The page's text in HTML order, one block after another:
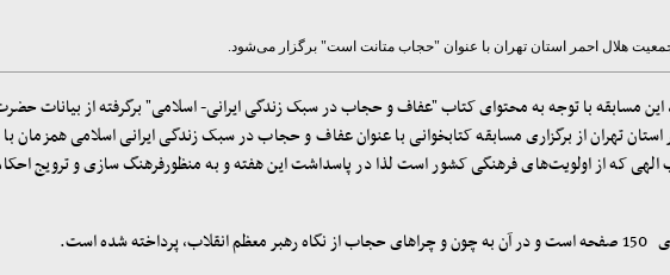
هلال احمر استان تهران با عنوان "حجاب متانت است" برگزار می‌شود.
این مسابقه با توجه به محتوای کتاب "عفاف و حجاب در سبک زندگی ایرانی- اسلامی" برگرفته از بیانات
تهران از برگزاری مسابقه کتابخوانی با عنوان عفاف و حجاب در سبک زندگی ایرانی اسلامی
الهی که از اولویت‌های فرهنگی کشور است لذا در پاسداشت این هفته و به منظورفرهنگ سازی و ترویج
150صفحه است و در آن به چون و چراهای حجاب از نگاه رهبر معظم انقلاب، پرداخته شده است.